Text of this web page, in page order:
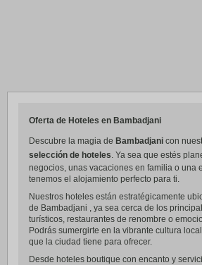
Oferta de Hoteles en Bambadjani
Descubre la magia de Bambadjani con
selección de hoteles. Ya sea que estés
negocios, unas vacaciones en familia o una
tenemos el alojamiento perfecto para ti.
Nuestros hoteles están estratégicamente
de Bambadjani , ya sea cerca de los
turísticos, restaurantes de renombre o
Podrás sumergirte en la vibrante cultura
que la ciudad tiene para ofrecer.
Desde hoteles boutique con encanto y